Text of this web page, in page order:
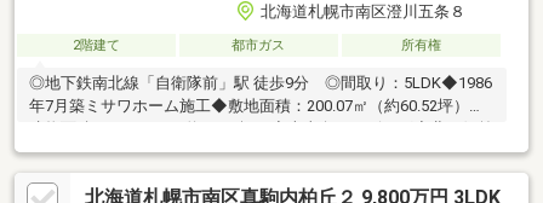
北海道札幌市南区澄川五条８
2階建て 都市ガス 所有権
◎地下鉄南北線「自衛隊前」駅 徒歩9分 ◎間取り：5LDK◆1986
年7月築ミサワホーム施工◆敷地面積：200.07㎡（約60.52坪）◆
面道路幅員約8.0m◆車庫あり◆日当たり、眺望良好◆屋根裏収納
◆開放感のある吹き抜けあり【周辺環境】・東光ストア自衛隊駅
前店 約830ｍ（徒歩11分）・澄川公園 約100ｍ（徒歩2分）・
北海道札幌市南区真駒内柏丘２ 9,800万円 3LDK